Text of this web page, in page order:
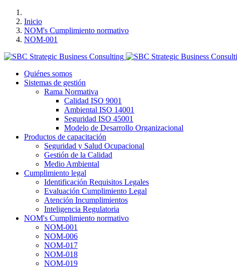
Inicio
NOM's Cumplimiento normativo
NOM-001
Quiénes somos
Sistemas de gestión
Rama Normativa
Calidad ISO 9001
Ambiental ISO 14001
Seguridad ISO 45001
Modelo de Desarrollo Organizacional
Productos de capacitación
Seguridad y Salud Ocupacional
Gestión de la Calidad
Medio Ambiental
Cumplimiento legal
Identificación Requisitos Legales
Evaluación Cumplimiento Legal
Atención Incumplimientos
Inteligencia Regulatoria
NOM's Cumplimiento normativo
NOM-001
NOM-006
NOM-017
NOM-018
NOM-019